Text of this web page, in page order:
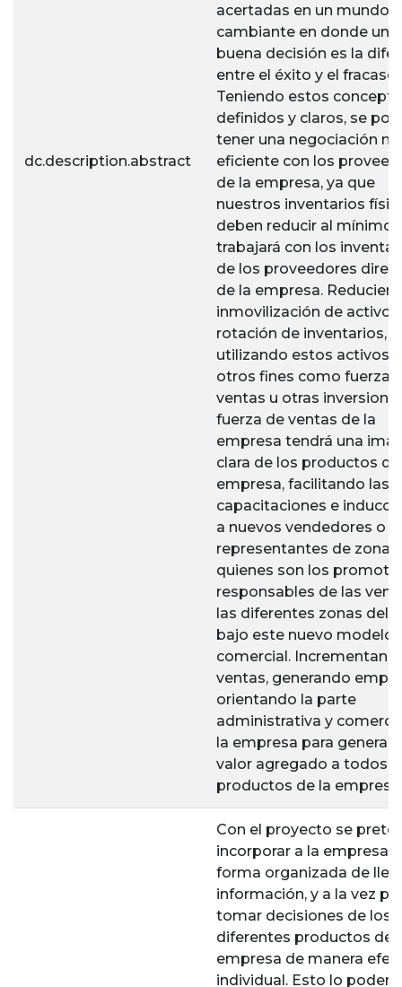
dc.description.abstract
acertadas en un mundo
cambiante en donde una
buena decisión es la
entre el éxito y el fracaso.
Teniendo estos
definidos y claros, se
tener una negociación
eficiente con los
de la empresa, ya que
nuestros inventarios
deben reducir al mínimo,
trabajará con los
de los proveedores
de la empresa.
inmovilización de activos
rotación de inventarios,
utilizando estos activos
otros fines como fuerza
ventas u otras
fuerza de ventas de la
empresa tendrá una
clara de los productos
empresa, facilitando las
capacitaciones e
a nuevos vendedores o
representantes de zonas,
quienes son los
responsables de las
las diferentes zonas del
bajo este nuevo modelo
comercial.
ventas, generando
orientando la parte
administrativa y
la empresa para generar
valor agregado a todos
productos de la empresa.
Con el proyecto se
incorporar a la empresa
forma organizada de
información, y a la vez
tomar decisiones de los
diferentes productos de
empresa de manera
individual. Esto lo